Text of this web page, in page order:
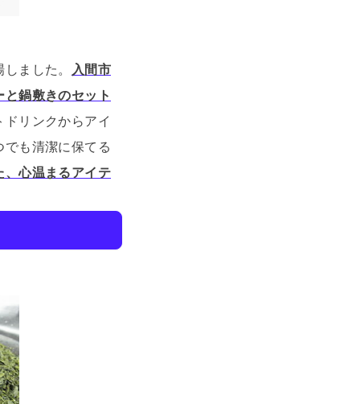
ました。
入間市
鍋敷きのセット
リンクからアイ
も清潔に保てる
、心温まるアイテ